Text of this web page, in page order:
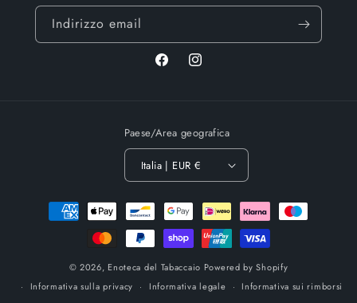
Indirizzo email
FacebookInstagram
Paese/Area geografica
Italia | EUR €
Metodi
© 2026, Enoteca del Tabaccaio Powered by Shopify
Informativa sulla privacy
Informativa legale Informativa sui rimborsi